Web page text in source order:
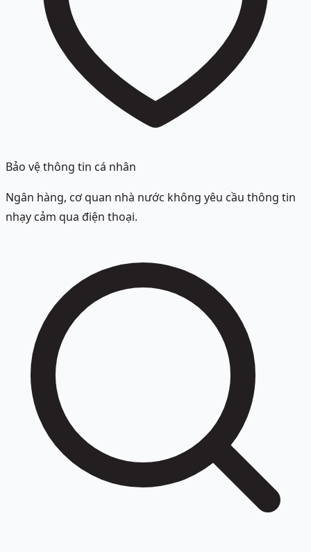
Bảo vệ thông tin cá nhân
Ngân hàng, cơ quan nhà nước không yêu cầu thông tin
nhạy cảm qua điện thoại.